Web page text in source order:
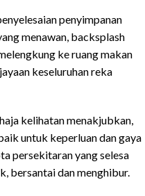
penyimpanan
menawan, backsplash
ke ruang makan
keseluruhan reka
kelihatan menakjubkan,
untuk keperluan dan gaya
persekitaran yang selesa
bersantai dan menghibur.